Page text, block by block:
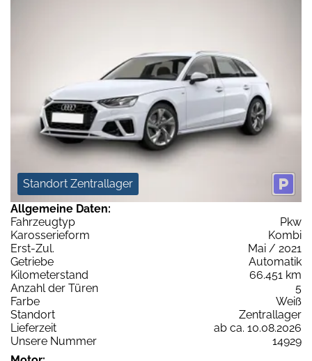
Standort Zentrallager
Allgemeine Daten:
Fahrzeugtyp
Pkw
Karosserieform
Kombi
Erst-Zul.
Mai / 2021
Getriebe
Automatik
Kilometerstand
66.451 km
Anzahl der Türen
5
Farbe
Weiß
Standort
Zentrallager
Lieferzeit
ab ca. 10.08.2026
Unsere Nummer
14929